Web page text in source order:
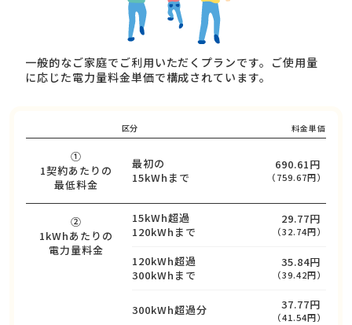
一般的なご家庭でご利用いただくプランです。ご使用量
に応じた電力量料金単価で構成されています。
区分 料金単価
①
1契約あたりの
最低料金
最初の
15kWhまで
690.61円
（759.67円）
②
1kWhあたりの
電力量料金
15kWh超過
120kWhまで
29.77円
（32.74円）
120kWh超過
300kWhまで
35.84円
（39.42円）
300kWh超過分 37.77円
（41.54円）